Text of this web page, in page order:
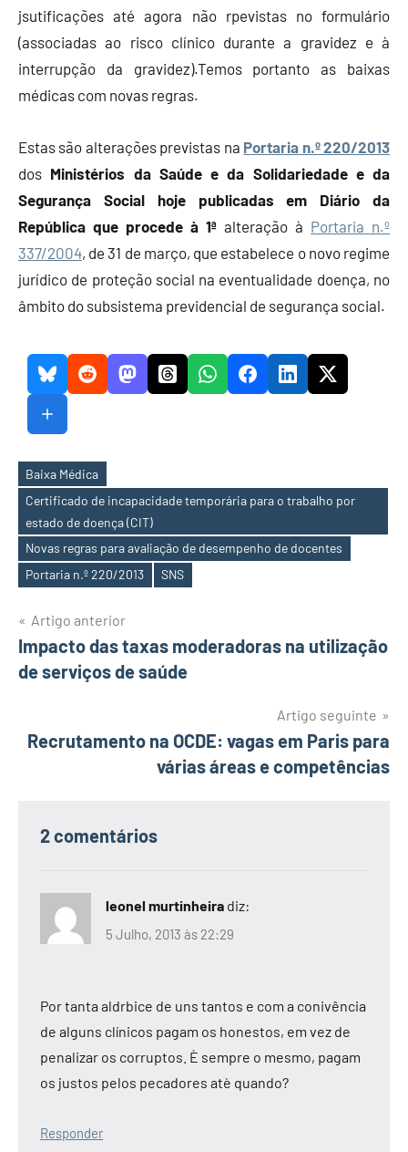
jsutificações até agora não rpevistas no formulário
(associadas ao risco clínico durante a gravidez e à
interrupção da gravidez).Temos portanto as baixas
médicas com novas regras.
Estas são alterações previstas na Portaria n.º 220/2013
dos Ministérios da Saúde e da Solidariedade e da
Segurança Social hoje publicadas em Diário da
República que procede à 1ª alteração à Portaria n.º
337/2004, de 31 de março, que estabelece o novo regime
jurídico de proteção social na eventualidade doença, no
âmbito do subsistema previdencial de segurança social.
Etiquetas
Baixa Médica
Certificado de incapacidade temporária para o trabalho por
estado de doença (CIT)
Novas regras para avaliação de desempenho de docentes
Portaria n.º 220/2013
SNS
Navegação
de
Artigo anterior
Impacto das taxas moderadoras na utilização
de serviços de saúde
Artigo seguinte
Recrutamento na OCDE: vagas em Paris para
várias áreas e competências
2 comentários
leonel murtinheira diz:
5 Julho, 2013 às 22:29
Por tanta aldrbice de uns tantos e com a conivência
de alguns clínicos pagam os honestos, em vez de
penalizar os corruptos. È sempre o mesmo, pagam
os justos pelos pecadores atè quando?
Responder